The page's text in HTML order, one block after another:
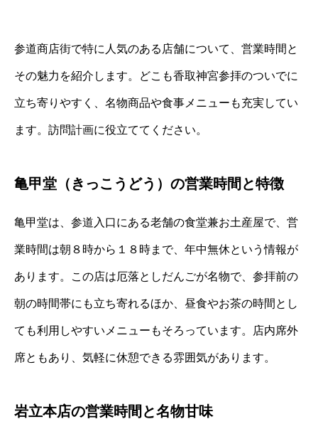
参道商店街で特に人気のある店舗について、営業時間と
その魅力を紹介します。どこも香取神宮参拝のついでに
立ち寄りやすく、名物商品や食事メニューも充実してい
ます。訪問計画に役立ててください。
亀甲堂（きっこうどう）の営業時間と特徴
亀甲堂は、参道入口にある老舗の食堂兼お土産屋で、営
業時間は朝８時から１８時まで、年中無休という情報が
あります。この店は厄落としだんごが名物で、参拝前の
朝の時間帯にも立ち寄れるほか、昼食やお茶の時間とし
ても利用しやすいメニューもそろっています。店内席外
席ともあり、気軽に休憩できる雰囲気があります。
岩立本店の営業時間と名物甘味